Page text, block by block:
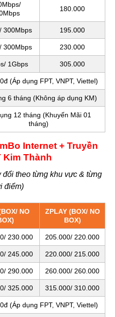
180.000
300Mbps 195.000
300Mbps 230.000
1Gbps 305.000
(Áp dụng FPT, VNPT, Viettel)
6 tháng (Không áp dụng KM)
12 tháng (Khuyến Mãi 01
tháng)
Internet + Truyền
Kim Thành
theo từng khu vực & từng
điểm)
NO
ZPLAY (BOX/ NO
BOX)
230.000 205.000/ 220.000
245.000 220.000/ 215.000
290.000 260.000/ 260.000
325.000 315.000/ 310.000
(Áp dụng FPT, VNPT, Viettel)